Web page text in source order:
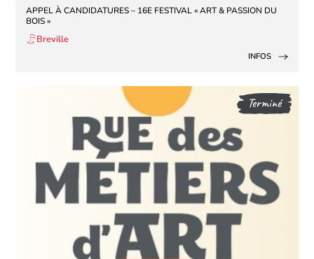
APPEL À CANDIDATURES – 16E FESTIVAL « ART & PASSION DU
BOIS »
Breville
INFOS
Terminé